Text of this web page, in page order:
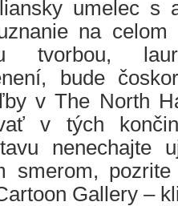
umelec s
na celom
tvorbou,
bude
v The North
v tých
nenechajte
smerom,
Gallery –